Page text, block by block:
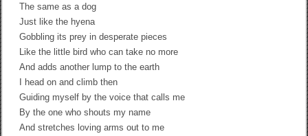
The same as a dog
Just like the hyena
Gobbling its prey in desperate pieces
Like the little bird who can take no more
And adds another lump to the earth
I head on and climb then
Guiding myself by the voice that calls me
By the one who shouts my name
And stretches loving arms out to me